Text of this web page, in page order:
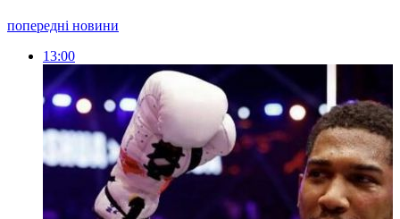
попередні новини
13:00